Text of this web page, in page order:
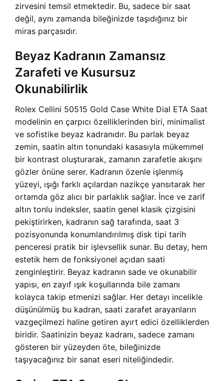
zirvesini temsil etmektedir. Bu, sadece bir saat
değil, aynı zamanda bileğinizde taşıdığınız bir
miras parçasıdır.
Beyaz Kadranın Zamansız
Zarafeti ve Kusursuz
Okunabilirlik
Rolex Cellini 50515 Gold Case White Dial ETA Saat
modelinin en çarpıcı özelliklerinden biri, minimalist
ve sofistike beyaz kadranıdır. Bu parlak beyaz
zemin, saatin altın tonundaki kasasıyla mükemmel
bir kontrast oluşturarak, zamanın zarafetle akışını
gözler önüne serer. Kadranın özenle işlenmiş
yüzeyi, ışığı farklı açılardan nazikçe yansıtarak her
ortamda göz alıcı bir parlaklık sağlar. İnce ve zarif
altın tonlu indeksler, saatin genel klasik çizgisini
pekiştirirken, kadranın sağ tarafında, saat 3
pozisyonunda konumlandırılmış disk tipi tarih
penceresi pratik bir işlevsellik sunar. Bu detay, hem
estetik hem de fonksiyonel açıdan saati
zenginleştirir. Beyaz kadranın sade ve okunabilir
yapısı, en zayıf ışık koşullarında bile zamanı
kolayca takip etmenizi sağlar. Her detayı incelikle
düşünülmüş bu kadran, saati zarafet arayanların
vazgeçilmezi haline getiren ayırt edici özelliklerden
biridir. Saatinizin beyaz kadranı, sadece zamanı
gösteren bir yüzeyden öte, bileğinizde
taşıyacağınız bir sanat eseri niteliğindedir.